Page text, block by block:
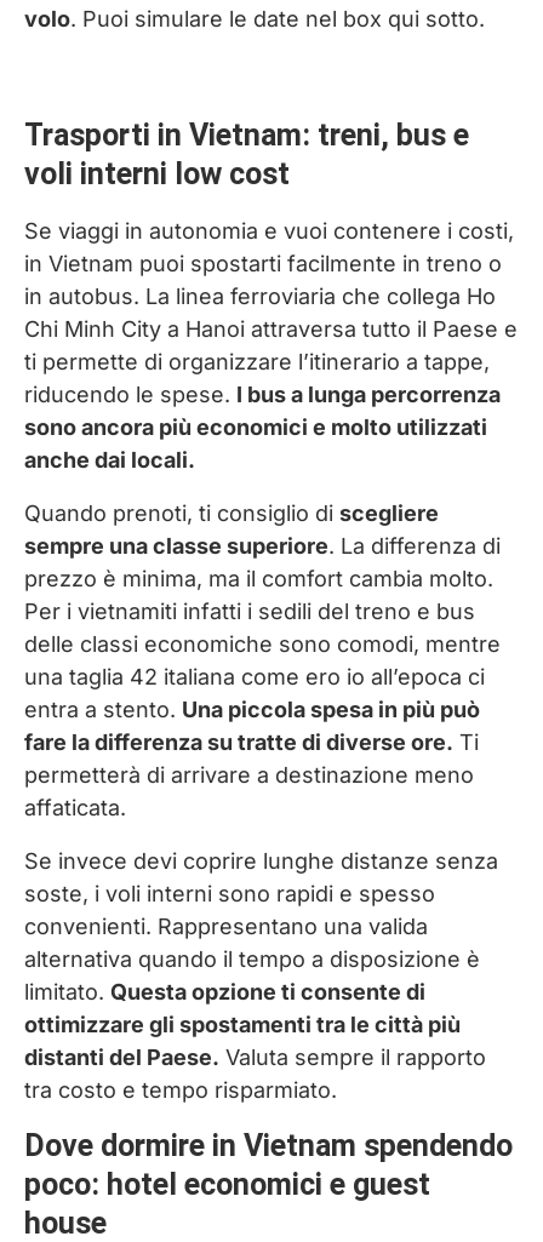
volo. Puoi simulare le date nel box qui sotto.
Trasporti in Vietnam: treni, bus e
voli interni low cost
Se viaggi in autonomia e vuoi contenere i costi,
in Vietnam puoi spostarti facilmente in treno o
in autobus. La linea ferroviaria che collega Ho
Chi Minh City a Hanoi attraversa tutto il Paese e
ti permette di organizzare l’itinerario a tappe,
riducendo le spese. I bus a lunga percorrenza
sono ancora più economici e molto utilizzati
anche dai locali.
Quando prenoti, ti consiglio di scegliere
sempre una classe superiore. La differenza di
prezzo è minima, ma il comfort cambia molto.
Per i vietnamiti infatti i sedili del treno e bus
delle classi economiche sono comodi, mentre
una taglia 42 italiana come ero io all’epoca ci
entra a stento. Una piccola spesa in più può
fare la differenza su tratte di diverse ore. Ti
permetterà di arrivare a destinazione meno
affaticata.
Se invece devi coprire lunghe distanze senza
soste, i voli interni sono rapidi e spesso
convenienti. Rappresentano una valida
alternativa quando il tempo a disposizione è
limitato. Questa opzione ti consente di
ottimizzare gli spostamenti tra le città più
distanti del Paese. Valuta sempre il rapporto
tra costo e tempo risparmiato.
Dove dormire in Vietnam spendendo
poco: hotel economici e guest
house